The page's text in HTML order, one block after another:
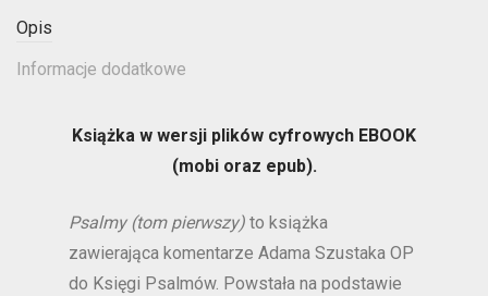
Opis
Informacje dodatkowe
Książka w wersji plików cyfrowych EBOOK
(mobi oraz epub).
Psalmy (tom pierwszy) to książka
zawierająca komentarze Adama Szustaka OP
do Księgi Psalmów. Powstała na podstawie